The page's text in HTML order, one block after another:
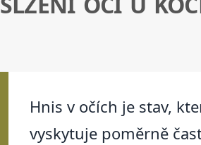
Hnis v očích je stav,
vyskytuje poměrně